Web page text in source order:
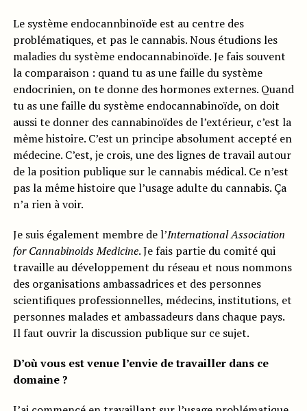
Le système endocannbinoïde est au centre des
problématiques, et pas le cannabis. Nous étudions les
maladies du système endocannabinoïde. Je fais souvent
la comparaison : quand tu as une faille du système
endocrinien, on te donne des hormones externes. Quand
tu as une faille du système endocannabinoïde, on doit
aussi te donner des cannabinoïdes de l’extérieur, c’est la
même histoire. C’est un principe absolument accepté en
médecine. C’est, je crois, une des lignes de travail autour
de la position publique sur le cannabis médical. Ce n’est
pas la même histoire que l’usage adulte du cannabis. Ça
n’a rien à voir.
Je suis également membre de l’International Association
for Cannabinoids Medicine. Je fais partie du comité qui
travaille au développement du réseau et nous nommons
des organisations ambassadrices et des personnes
scientifiques professionnelles, médecins, institutions, et
personnes malades et ambassadeurs dans chaque pays.
Il faut ouvrir la discussion publique sur ce sujet.
D’où vous est venue l’envie de travailler dans ce
domaine ?